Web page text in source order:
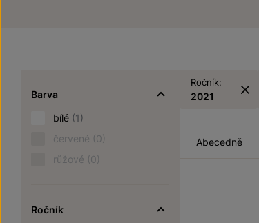
Barva
bílé (1)
červené (0)
růžové (0)
Ročník
Ročník:
2021
Abecedně